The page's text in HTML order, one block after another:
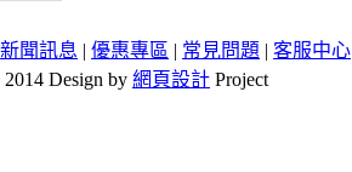
新聞訊息 | 優惠專區 | 常見問題 | 客服中心
Design by 網頁設計 Project